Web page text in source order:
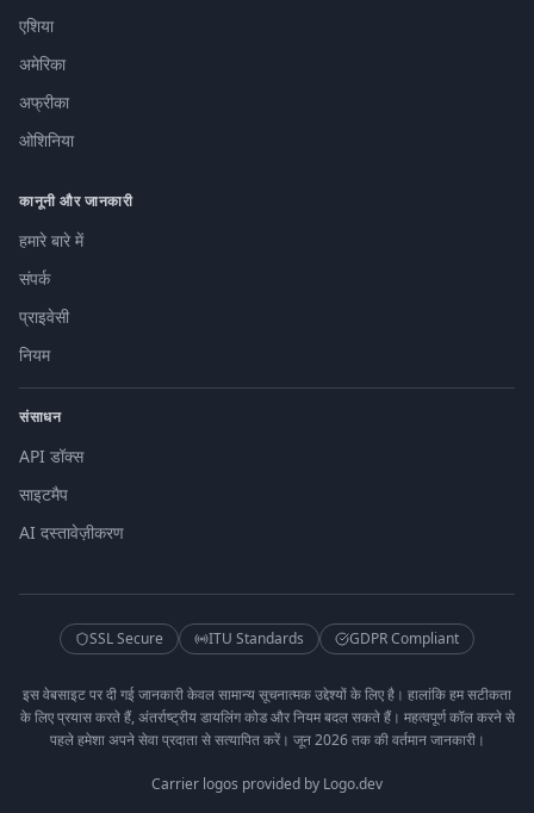
एशिया
अमेरिका
अफ्रीका
ओशिनिया
कानूनी और जानकारी
हमारे बारे में
संपर्क
प्राइवेसी
नियम
संसाधन
API डॉक्स
साइटमैप
AI दस्तावेज़ीकरण
SSL Secure ITU Standards GDPR Compliant
इस वेबसाइट पर दी गई जानकारी केवल सामान्य सूचनात्मक उद्देश्यों के लिए है। हालांकि हम सटीकता
के लिए प्रयास करते हैं, अंतर्राष्ट्रीय डायलिंग कोड और नियम बदल सकते हैं। महत्वपूर्ण कॉल करने से
पहले हमेशा अपने सेवा प्रदाता से सत्यापित करें। जून 2026 तक की वर्तमान जानकारी।
Carrier logos provided by Logo.dev